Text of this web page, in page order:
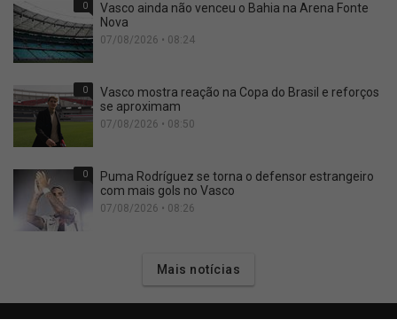
0
Vasco ainda não venceu o Bahia na Arena Fonte
Nova
07/08/2026 • 08:24
0
Vasco mostra reação na Copa do Brasil e reforços
se aproximam
07/08/2026 • 08:50
0
Puma Rodríguez se torna o defensor estrangeiro
com mais gols no Vasco
07/08/2026 • 08:26
Mais notícias